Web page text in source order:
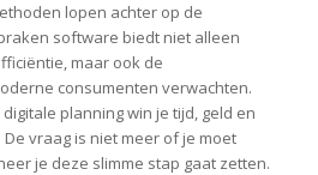
lopen achter op de
software biedt niet alleen
maar ook de
consumenten verwachten.
planning win je tijd, geld en
vraag is niet meer of je moet
je deze slimme stap gaat zetten.